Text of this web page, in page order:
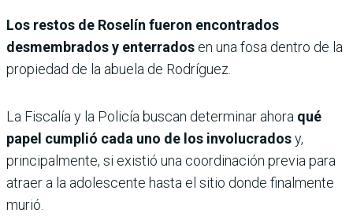
Los restos de Roselín fueron encontrados
desmembrados y enterrados en una fosa dentro de la
propiedad de la abuela de Rodríguez.
La Fiscalía y la Policía buscan determinar ahora qué
papel cumplió cada uno de los involucradosy,
principalmente, si existió una coordinación previa para
atraer a la adolescente hasta el sitio donde finalmente
murió.